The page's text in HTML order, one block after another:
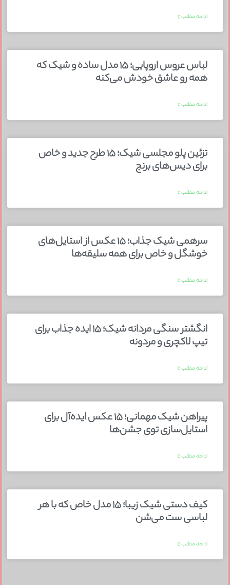
ادامه مطلب »
لباس عروس اروپایی؛ ۱۵ مدل ساده و شیک که
همه رو عاشق خودش می‌کنه
ادامه مطلب »
تزئین پلو مجلسی شیک؛ ۱۵ طرح جدید و خاص
برای دیس‌های برنج
ادامه مطلب »
سرهمی شیک جذاب؛ ۱۵ عکس از استایل‌های
خوشگل و خاص برای همه سلیقه‌ها
ادامه مطلب »
انگشتر سنگی مردانه شیک؛ ۱۵ ایده جذاب برای
تیپ لاکچری و مردونه
ادامه مطلب »
پیراهن شیک مهمانی؛ ۱۵ عکس ایده‌آل برای
استایل‌سازی توی جشن‌ها
ادامه مطلب »
کیف دستی شیک زیبا؛ ۱۵ مدل خاص که با هر
لباسی ست می‌شن
ادامه مطلب »